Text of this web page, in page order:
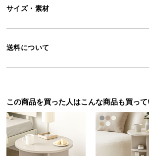
サイズ・素材
送料について
この商品を買った人はこんな商品も買っ